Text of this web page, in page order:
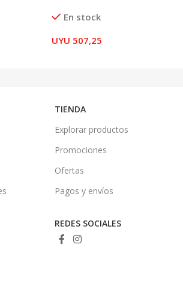
En stock
UYU 507,25
TIENDA
Explorar productos
Promociones
Ofertas
Pagos y envíos
REDES SOCIALES